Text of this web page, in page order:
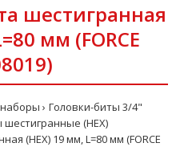
шестигранная
мм (FORCE
Головки-биты 3/4"
(HEX)
(HEX) 19 мм, L=80 мм (FORCE